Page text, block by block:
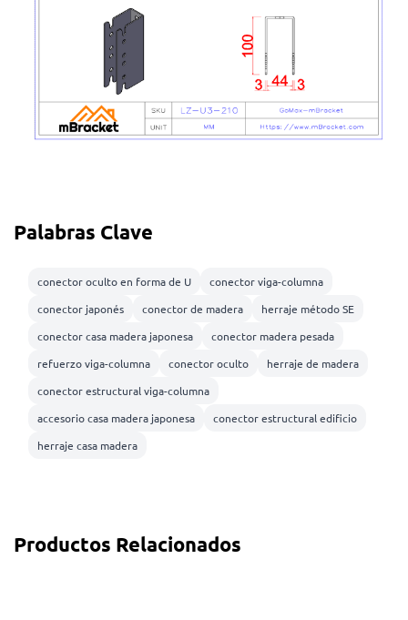
Palabras Clave
conector oculto en forma de U
conector viga-columna
conector japonés
conector de madera
herraje método SE
conector casa madera japonesa
conector madera pesada
refuerzo viga-columna
conector oculto
herraje de madera
conector estructural viga-columna
accesorio casa madera japonesa
conector estructural edificio
herraje casa madera
Productos Relacionados